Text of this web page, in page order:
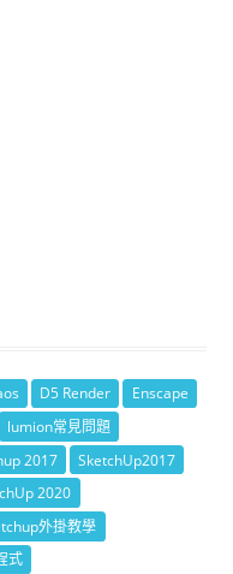
D5 Render
Enscape
lumion常見問題
2017
SketchUp2017
2020
外掛教學
式